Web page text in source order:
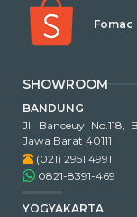
Fomac
SHOWROOM
BANDUNG
Jl. Banceuy
Jawa Barat 40111
(021) 2951 4991
0821-8391-469
YOGYAKARTA